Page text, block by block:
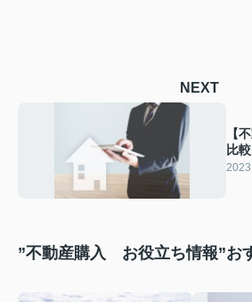
NEXT
【
比
デ
”不動産購入 お役立ち情報”お